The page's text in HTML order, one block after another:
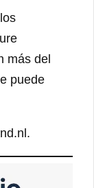
más del
puede